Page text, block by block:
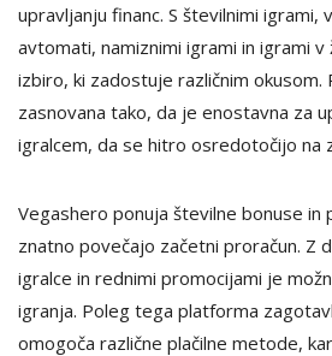
upravljanju financ. S številnimi igrami,
avtomati, namiznimi igrami in igrami v
izbiro, ki zadostuje različnim okusom.
zasnovana tako, da je enostavna za
igralcem, da se hitro osredotočijo na
Vegashero ponuja številne bonuse in
znatno povečajo začetni proračun. Z
igralce in rednimi promocijami je
igranja. Poleg tega platforma
omogoča različne plačilne metode,